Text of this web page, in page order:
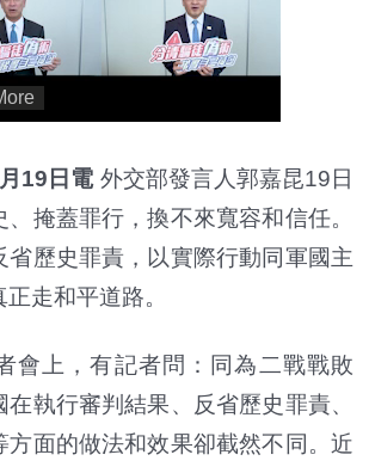
19日電外交部發言人郭嘉昆19日
掩蓋罪行，換不來寬容和信任。
省歷史罪責，以實際行動同軍國主
走和平道路。
會上，有記者問：同為二戰戰敗
在執行審判結果、反省歷史罪責、
方面的做法和效果卻截然不同。近